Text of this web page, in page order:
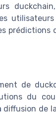
prédictions
de
du
de